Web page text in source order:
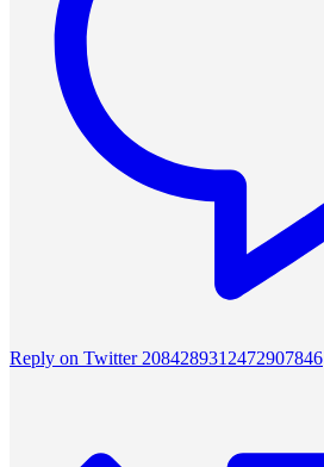
Reply on Twitter 2084289312472907846